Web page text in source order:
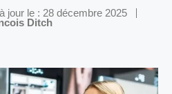
jour le : 28 décembre 2025
Ditch